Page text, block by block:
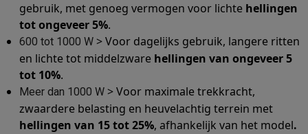
Huishouden & gezondheidSlimme wasmachinesSlimme
Eco producten
Ecocheques
Info ecochequesAlle eco productenAlle eco promoties
Refurbished
Refurbished smartphonesRefurbished tabletsRefurbished
Huishouden
Wasmachines met ecocheques Droogkasten met ecocheques
gebruik, met genoeg vermogen voor lichte hellingen
tot ongeveer5%.
600 tot 1000 W > Voor dagelijks gebruik, langere ritten
en lichte tot middelzware hellingen van ongeveer 5
tot 10%.
Meer dan 1000 W > Voor maximale trekkracht,
zwaardere belasting en heuvelachtig terrein met
hellingen van 15 tot 25%, afhankelijk van het model.